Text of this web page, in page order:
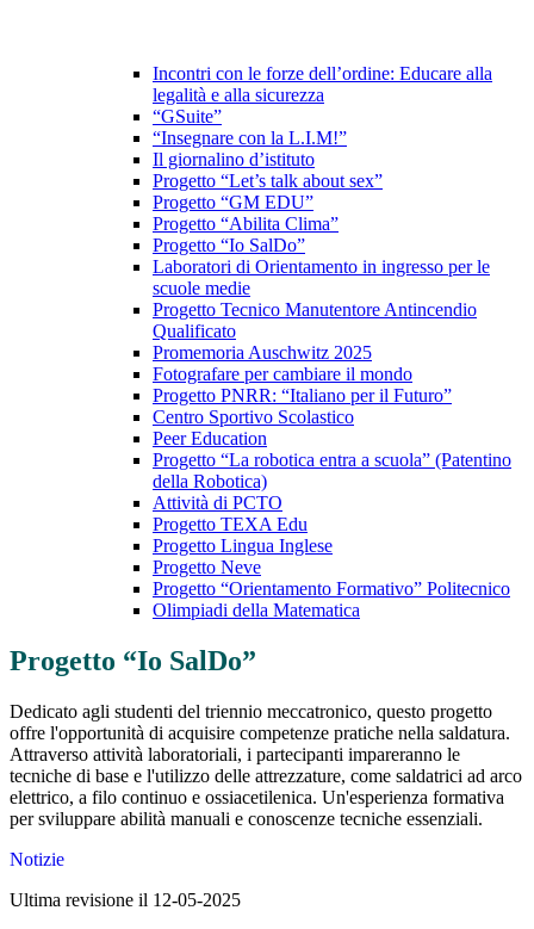
Incontri con le forze dell’ordine: Educare alla
legalità e alla sicurezza
“GSuite”
“Insegnare con la L.I.M!”
Il giornalino d’istituto
Progetto “Let’s talk about sex”
Progetto “GM EDU”
Progetto “Abilita Clima”
Progetto “Io SalDo”
Laboratori di Orientamento in ingresso per le
scuole medie
Progetto Tecnico Manutentore Antincendio
Qualificato
Promemoria Auschwitz 2025
Fotografare per cambiare il mondo
Progetto PNRR: “Italiano per il Futuro”
Centro Sportivo Scolastico
Peer Education
Progetto “La robotica entra a scuola” (Patentino
della Robotica)
Attività di PCTO
Progetto TEXA Edu
Progetto Lingua Inglese
Progetto Neve
Progetto “Orientamento Formativo” Politecnico
Olimpiadi della Matematica
Progetto “Io SalDo”
Dedicato agli studenti del triennio meccatronico, questo progetto
offre l'opportunità di acquisire competenze pratiche nella saldatura.
Attraverso attività laboratoriali, i partecipanti impareranno le
tecniche di base e l'utilizzo delle attrezzature, come saldatrici ad arco
elettrico, a filo continuo e ossiacetilenica. Un'esperienza formativa
per sviluppare abilità manuali e conoscenze tecniche essenziali.
Notizie
Ultima revisione il 12-05-2025